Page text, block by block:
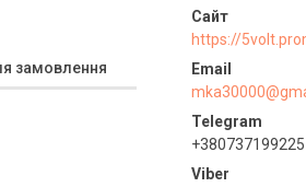
https://
+380737199225
замовлення